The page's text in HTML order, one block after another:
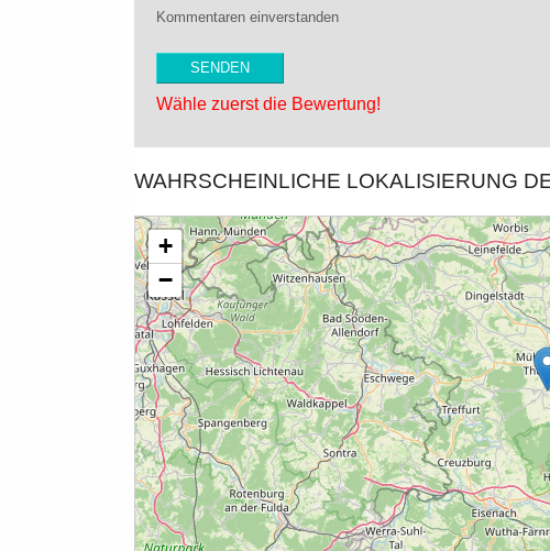
Kommentaren einverstanden
Wähle zuerst die Bewertung!
WAHRSCHEINLICHE LOKALISIERUNG